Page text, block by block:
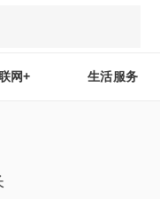
网+ 生活服务